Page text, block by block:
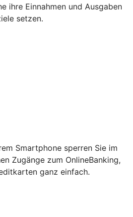
ihre Einnahmen und Ausgaben
setzen.
Smartphone sperren Sie im
Zugänge zum OnlineBanking,
ganz einfach.